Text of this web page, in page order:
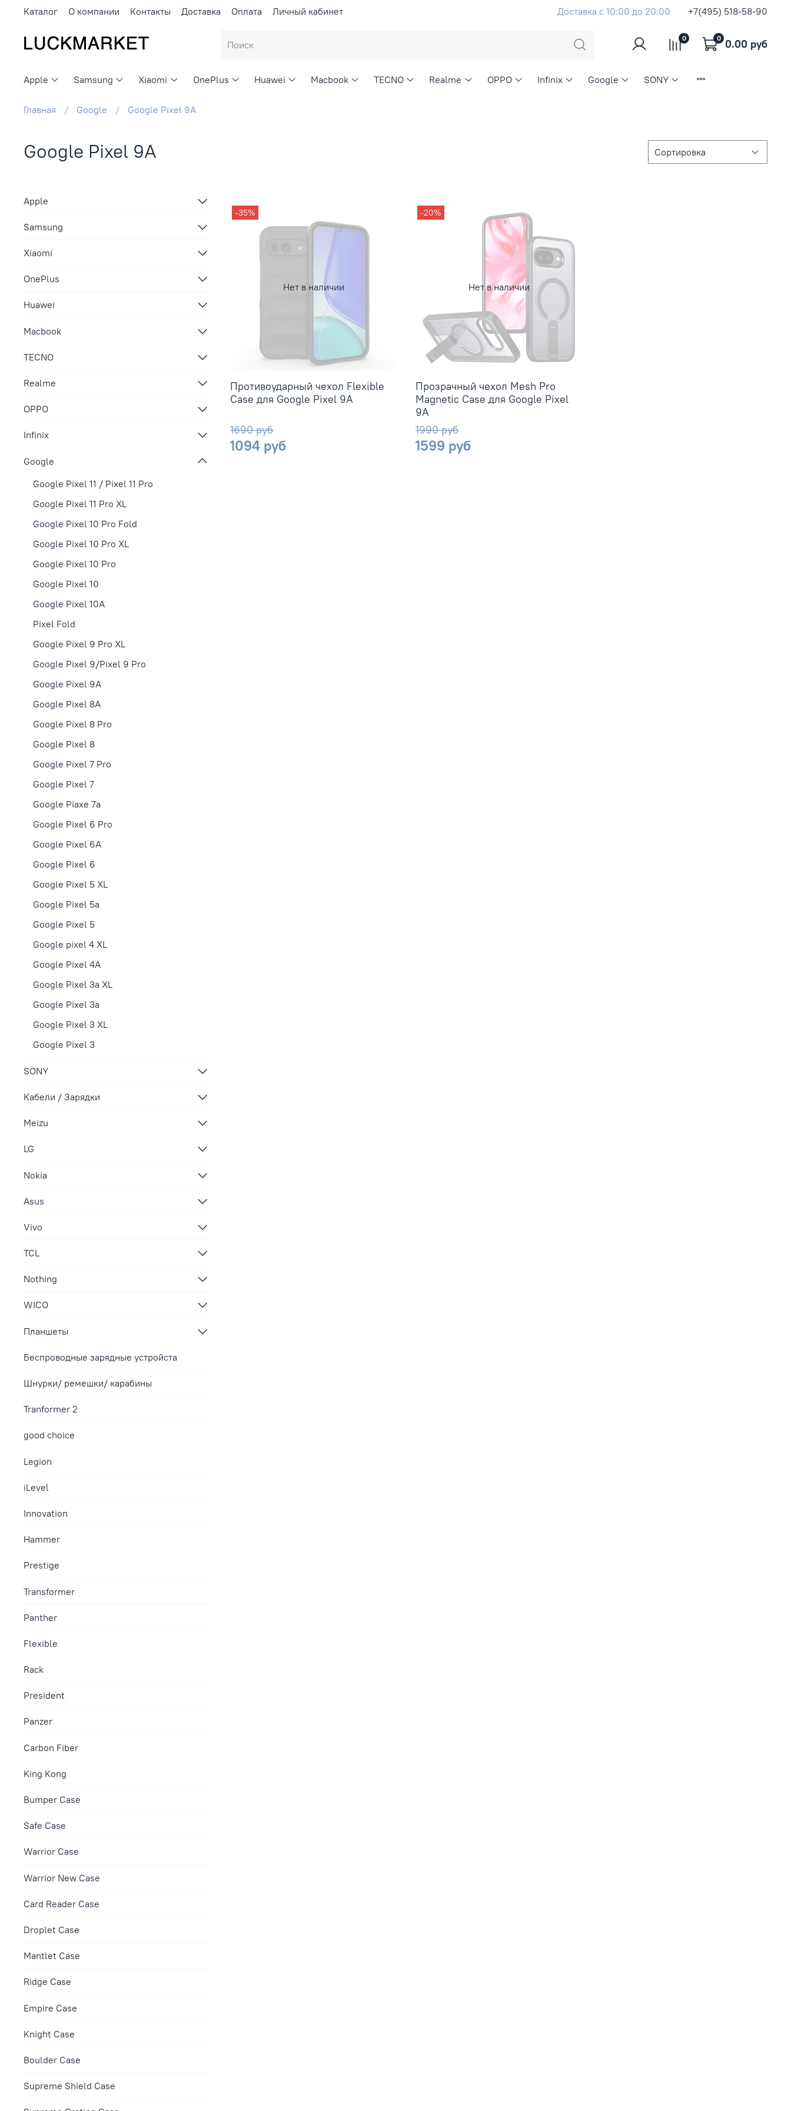
Каталог О компании Контакты Доставка Оплата Личный кабинет Доставка с 10:00 до 20:00 +7(495) 518-58-90
0 0 0.00 руб
Apple Samsung Xiaomi OnePlus Huawei Macbook TECNO Realme OPPO Infinix Google SONY
Главная Google Google Pixel 9А
Google Pixel 9А
Нет в наличии
-35%
Противоударный чехол Flexible
Case для Google Pixel 9А
1690 руб
1094 руб
Нет в наличии
-20%
Прозрачный чехол Mesh Pro
Magnetic Case для Google Pixel
9А
1990 руб
1599 руб
Apple
Samsung
Xiaomi
OnePlus
Huawei
Macbook
TECNO
Realme
OPPO
Infinix
Google
Google Pixel 11 / Pixel 11 Pro
Google Pixel 11 Pro XL
Google Pixel 10 Pro Fold
Google Pixel 10 Pro XL
Google Pixel 10 Pro
Google Pixel 10
Google Pixel 10А
Pixel Fold
Google Pixel 9 Pro XL
Google Pixel 9/Pixel 9 Pro
Google Pixel 9А
Google Pixel 8A
Google Pixel 8 Pro
Google Pixel 8
Google Pixel 7 Pro
Google Pixel 7
Google Piaxe 7a
Google Pixel 6 Pro
Google Pixel 6A
Google Pixel 6
Google Pixel 5 XL
Google Pixel 5a
Google Pixel 5
Google pixel 4 XL
Google Pixel 4A
Google Pixel 3a XL
Google Pixel 3a
Google Pixel 3 XL
Google Pixel 3
SONY
Кабели / Зарядки
Meizu
LG
Nokia
Asus
Vivo
TCL
Nothing
WICO
Планшеты
Беспроводные зарядные устройста
Шнурки/ ремешки/ карабины
Tranformer 2
good choice
Legion
iLevel
Innovation
Hammer
Prestige
Transformer
Panther
Flexible
Rack
President
Panzer
Сarbon Fiber
King Kong
Bumper Case
Safe Case
Warrior Case
Warrior New Case
Сard Reader Case
Droplet Case
Mantlet Case
Ridge Case
Empire Case
Knight Case
Boulder Case
Supreme Shield Case